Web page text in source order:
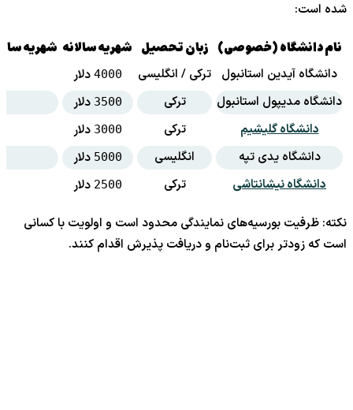
شده است:
نام دانشگاه (خصوصی) زبان تحصیل شهریه سالانه شهریه
دانشگاه آیدین استانبول ترکی / انگلیسی 4000 دلار
دانشگاه مدیپول استانبول
ترکی 3500 دلار
دانشگاه گلیشیم
ترکی 3000 دلار
دانشگاه یدی تپه
انگلیسی 5000 دلار
دانشگاه نیشانتاشی
ترکی 2500 دلار
نکته: ظرفیت بورسیه‌های نمایندگی محدود است و اولویت با کسانی
است که زودتر برای ثبت‌نام و دریافت پذیرش اقدام کنند.